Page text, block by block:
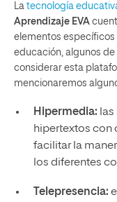
La tecnología
Aprendizaje EVA
elementos específicos
educación, algunos
considerar esta
mencionaremos
Hipermedia: las
hipertextos con
facilitar la
los diferentes
Telepresencia: